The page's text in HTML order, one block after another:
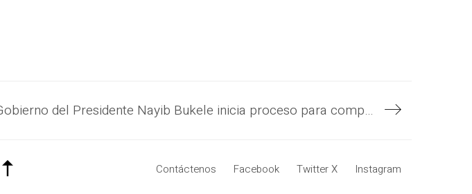
Gobierno del Presidente Nayib Bukele inicia proceso para comprar 100 patrullas policiales como refuerzo de las acciones impulsadas con el Plan Control Territorial
Contáctenos Facebook Twitter X Instagram